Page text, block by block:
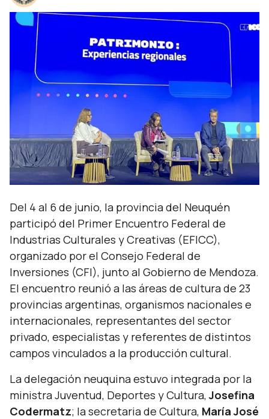
Del 4 al 6 de junio, la provincia del Neuquén
participó del Primer Encuentro Federal de
Industrias Culturales y Creativas (EFICC),
organizado por el Consejo Federal de
Inversiones (CFI), junto al Gobierno de Mendoza.
El encuentro reunió a las áreas de cultura de 23
provincias argentinas, organismos nacionales e
internacionales, representantes del sector
privado, especialistas y referentes de distintos
campos vinculados a la producción cultural.
La delegación neuquina estuvo integrada por la
ministra Juventud, Deportes y Cultura,Josefina
Codermatz; la secretaria de Cultura, María José